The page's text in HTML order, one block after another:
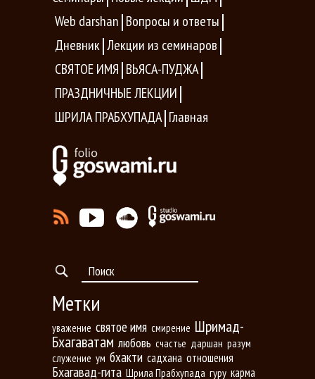
Web darshan Вопросы и ответы
Дневник Лекции из семинаров
СВЯТОЕ ИМЯ ВЬЯСА-ПУДЖА
ПРАЗДНИЧНЫЕ ЛЕКЦИИ
ШРИЛА ПРАБХУПАДА Главная
Метки
уважение святое имя смирение Шримад-
Бхагаватам любовь счастье даршан разум
служение ум бхакти садхана отношения
Бхагавад-гита Шрила Прабхупада гуру карма